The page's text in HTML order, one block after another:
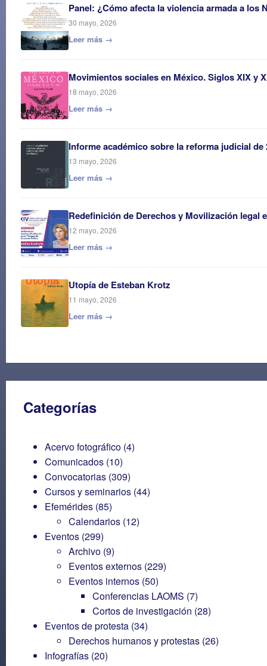
Panel: ¿Cómo afecta la violencia armada a los
30 mayo, 2026
Leer más →
Movimientos sociales en México. Siglos XIX y
18 mayo, 2026
Leer más →
Informe académico sobre la reforma judicial de
13 mayo, 2026
Leer más →
Redefinición de Derechos y Movilización legal
12 mayo, 2026
Leer más →
Utopía de Esteban Krotz
11 mayo, 2026
Leer más →
Categorías
Acervo fotográfico (4)
Comunicados (10)
Convocatorias (309)
Cursos y seminarios (44)
Efemérides (85)
Calendarios (12)
Eventos (299)
Archivo (9)
Eventos externos (229)
Eventos internos (50)
Conferencias LAOMS (7)
Cortos de investigación (28)
Eventos de protesta (34)
Derechos humanos y protestas (26)
Infografías (20)